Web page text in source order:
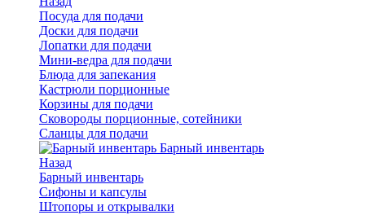
Посуда для подачи
Доски для подачи
Лопатки для подачи
Мини-ведра для подачи
Блюда для запекания
Кастрюли порционные
Корзины для подачи
Сковороды порционные, сотейники
Сланцы для подачи
Барный инвентарь
Назад
Барный инвентарь
Сифоны и капсулы
Штопоры и открывалки